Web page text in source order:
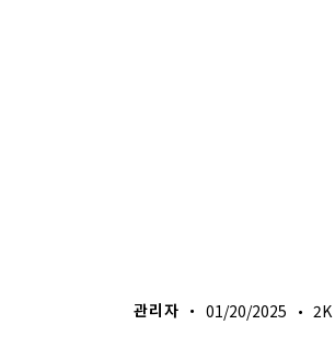
관리자 01/20/2025 2K